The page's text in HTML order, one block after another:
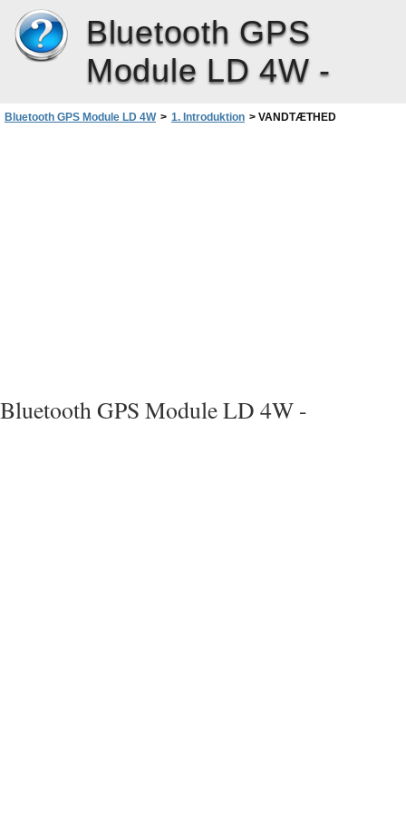
Bluetooth GPS
Module LD 4W -
Bluetooth GPS Module LD 4W > 1. Introduktion > VANDTÆTHED
Bluetooth GPS Module LD 4W -